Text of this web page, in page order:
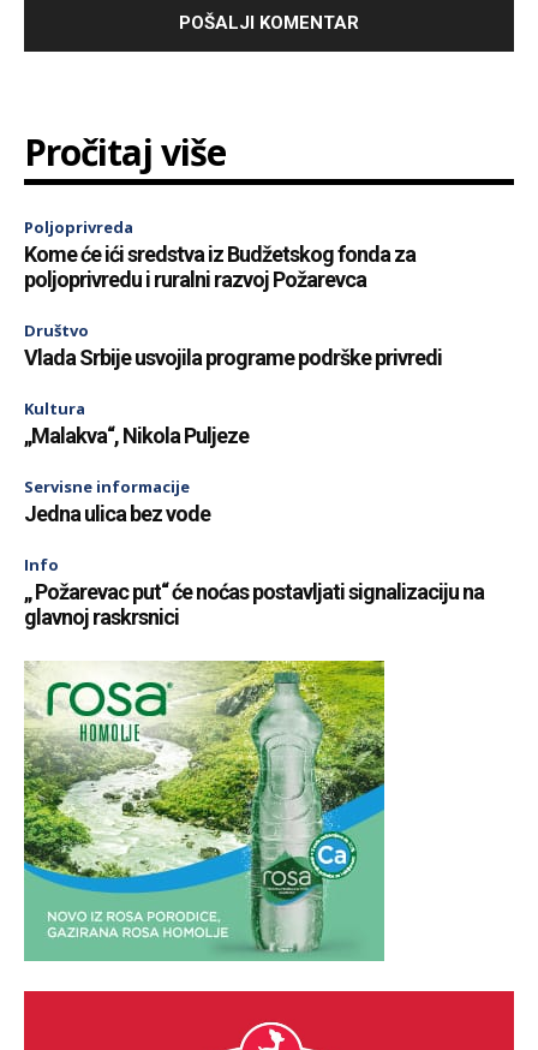
Pročitaj više
Poljoprivreda
Kome će ići sredstva iz Budžetskog fonda za
poljoprivredu i ruralni razvoj Požarevca
Društvo
Vlada Srbije usvojila programe podrške privredi
Kultura
„Malakva“, Nikola Puljeze
Servisne informacije
Jedna ulica bez vode
Info
„ Požarevac put“ će noćas postavljati signalizaciju na
glavnoj raskrsnici